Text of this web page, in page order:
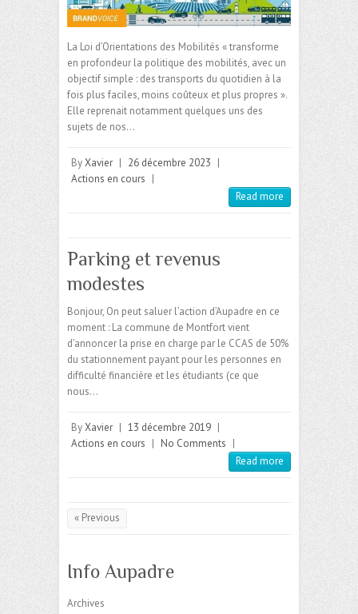
La Loi d’Orientations des Mobilités « transforme
en profondeur la politique des mobilités, avec un
objectif simple : des transports du quotidien à la
fois plus faciles, moins coûteux et plus propres ».
Elle reprenait notamment quelques uns des
sujets de nos…
ByXavier | 26 décembre 2023 |
Actions en cours |
Read more
Parking et revenus
modestes
Bonjour, On peut saluer l’action d’Aupadre en ce
moment : La commune de Montfort vient
d’annoncer la prise en charge par le CCAS de 50%
du stationnement payant pour les personnes en
difficulté financière et les étudiants (ce que
nous…
ByXavier | 13 décembre 2019 |
Actions en cours | No Comments |
Read more
« Previous
Info Aupadre
Archives